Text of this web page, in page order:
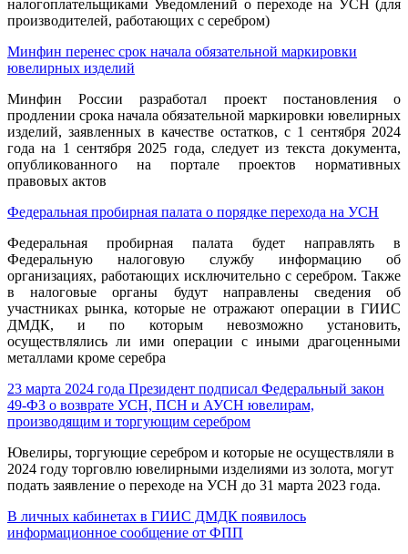
налогоплательщиками Уведомлений о переходе на УСН (для
производителей, работающих с серебром)
Минфин перенес срок начала обязательной маркировки
ювелирных изделий
Минфин России разработал проект постановления о
продлении срока начала обязательной маркировки ювелирных
изделий, заявленных в качестве остатков, с 1 сентября 2024
года на 1 сентября 2025 года, следует из текста документа,
опубликованного на портале проектов нормативных
правовых актов
Федеральная пробирная палата о порядке перехода на УСН
Федеральная пробирная палата будет направлять в
Федеральную налоговую службу информацию об
организациях, работающих исключительно с серебром. Также
в налоговые органы будут направлены сведения об
участниках рынка, которые не отражают операции в ГИИС
ДМДК, и по которым невозможно установить,
осуществлялись ли ими операции с иными драгоценными
металлами кроме серебра
23 марта 2024 года Президент подписал Федеральный закон
49-ФЗ о возврате УСН, ПСН и АУСН ювелирам,
производящим и торгующим серебром
Ювелиры, торгующие серебром и которые не осуществляли в
2024 году торговлю ювелирными изделиями из золота, могут
подать заявление о переходе на УСН до 31 марта 2023 года.
В личных кабинетах в ГИИС ДМДК появилось
информационное сообщение от ФПП